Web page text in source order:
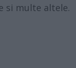
si multe altele.